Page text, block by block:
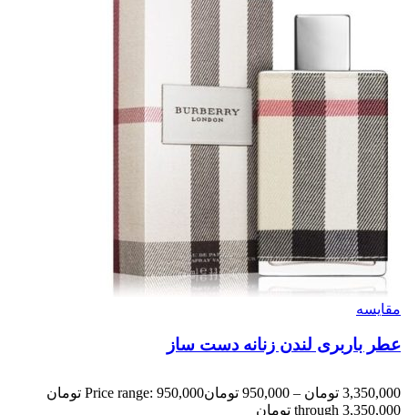
مقایسه
عطر باربری لندن زنانه دست ساز
3,350,000 تومان –
950,000 تومان
Price range: 950,000 تومان
through 3,350,000 تومان